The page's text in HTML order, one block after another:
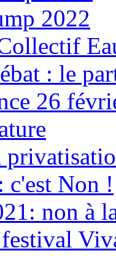
2022
: le
26
c'est Non !
non à